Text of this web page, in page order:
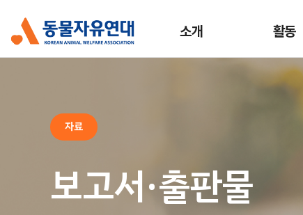
소개 활동
자료
보고서·출판물